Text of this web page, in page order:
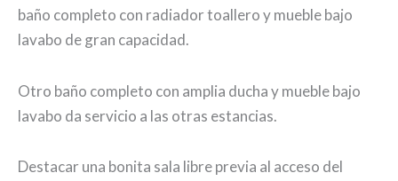
baño completo con radiador toallero y mueble bajo
lavabo de gran capacidad.
Otro baño completo con amplia ducha y mueble bajo
lavabo da servicio a las otras estancias.
Destacar una bonita sala libre previa al acceso del